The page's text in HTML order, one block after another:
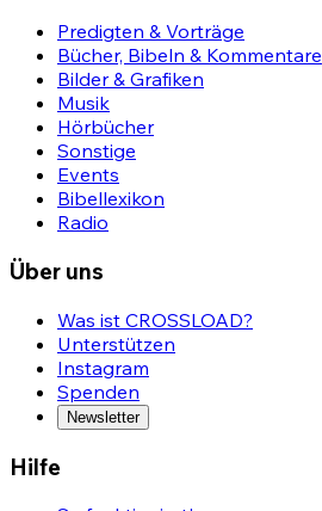
Predigten & Vorträge
Bücher, Bibeln & Kommentare
Bilder & Grafiken
Musik
Hörbücher
Sonstige
Events
Bibellexikon
Radio
Über uns
Was ist CROSSLOAD?
Unterstützen
Instagram
Spenden
Newsletter
Hilfe